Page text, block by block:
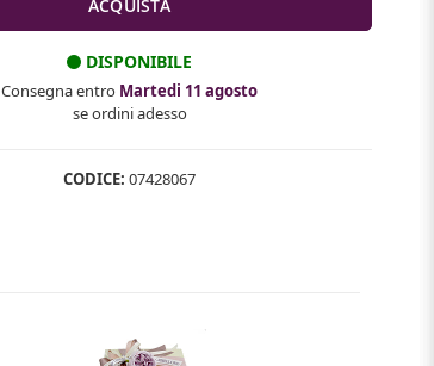
DISPONIBILE
Consegna entro Martedi 11 agosto
se ordini adesso
CODICE: 07428067